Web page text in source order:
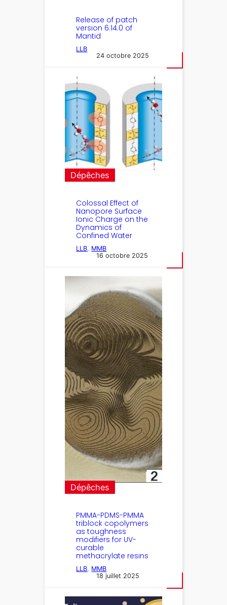
Release of patch
version 6.14.0 of
Mantid
LLB
24 octobre 2025
Dépêches
Colossal Effect of
Nanopore Surface
Ionic Charge on the
Dynamics of
Confined Water
LLB MMB
16 octobre 2025
Dépêches
PMMA-PDMS-PMMA
triblock copolymers
as toughness
modifiers for UV-
curable
methacrylate resins
LLB, MMB
18 juillet 2025